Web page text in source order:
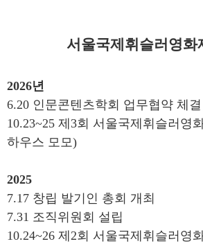
서울국제휘슬러영화
2026년
6.20 인문콘텐츠학회 업무협약 체결
10.23~25 제3회 서울국제휘슬러영
하우스 모모)
2025
7.17 창립 발기인 총회 개최
7.31 조직위원회 설립
10.24~26 제2회 서울국제휘슬러영